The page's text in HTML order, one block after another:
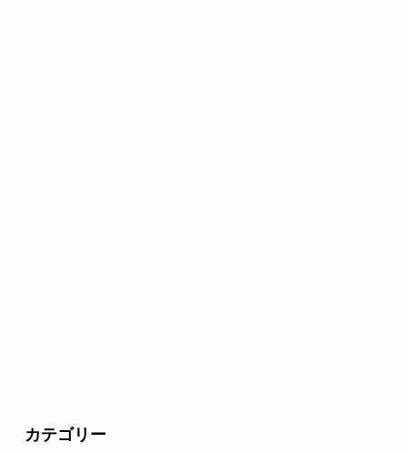
カテゴリー